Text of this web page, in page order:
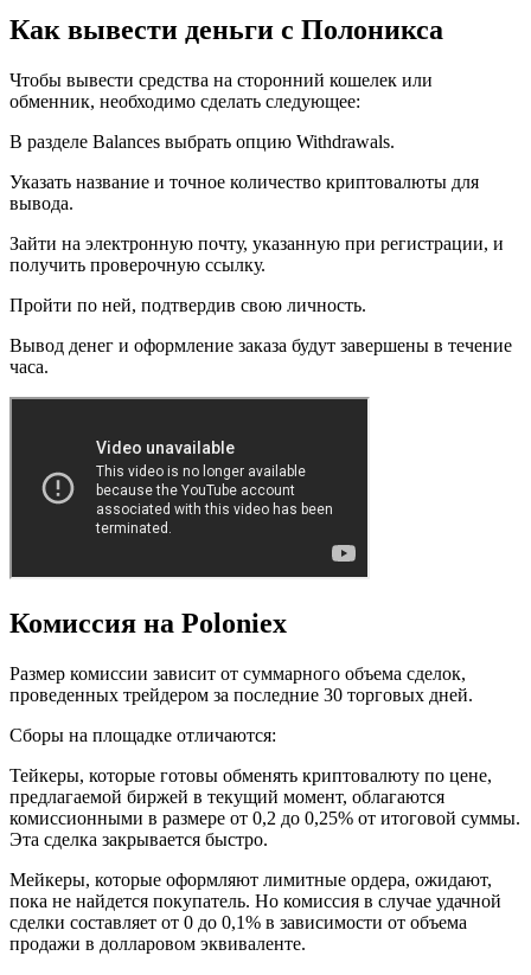
Как вывести деньги с Полоникса
Чтобы вывести средства на сторонний кошелек или
обменник, необходимо сделать следующее:
В разделе Balances выбрать опцию Withdrawals.
Указать название и точное количество криптовалюты для
вывода.
Зайти на электронную почту, указанную при регистрации, и
получить проверочную ссылку.
Пройти по ней, подтвердив свою личность.
Вывод денег и оформление заказа будут завершены в течение
часа.
Комиссия на Poloniex
Размер комиссии зависит от суммарного объема сделок,
проведенных трейдером за последние 30 торговых дней.
Сборы на площадке отличаются:
Тейкеры, которые готовы обменять криптовалюту по цене,
предлагаемой биржей в текущий момент, облагаются
комиссионными в размере от 0,2 до 0,25% от итоговой суммы.
Эта сделка закрывается быстро.
Мейкеры, которые оформляют лимитные ордера, ожидают,
пока не найдется покупатель. Но комиссия в случае удачной
сделки составляет от 0 до 0,1% в зависимости от объема
продажи в долларовом эквиваленте.